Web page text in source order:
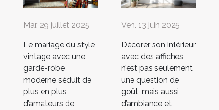
Mar. 29 juillet 2025
Le mariage du style
vintage avec une
garde-robe
moderne séduit de
plus en plus
d’amateurs de
Ven. 13 juin 2025
Décorer son intérieur
avec des affiches
n’est pas seulement
une question de
goût, mais aussi
d’ambiance et